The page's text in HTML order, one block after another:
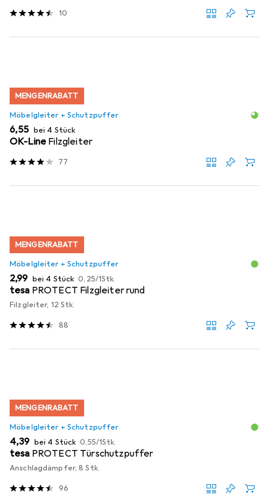
10
MENGENRABATT
Möbelgleiter + Schutzpuffer
EUR
6,55 bei 4 Stück
OK-Line Filzgleiter
77
MENGENRABATT
Möbelgleiter + Schutzpuffer
EUR
2,99 bei 4 Stück EUR
0,25/1Stk.
tesa PROTECT Filzgleiter rund
Filzgleiter, 12 Stk.
88
MENGENRABATT
Möbelgleiter + Schutzpuffer
EUR
4,39 bei 4 Stück EUR
0,55/1Stk.
tesa PROTECT Türschutzpuffer
Anschlagdämpfer, 8 Stk.
96